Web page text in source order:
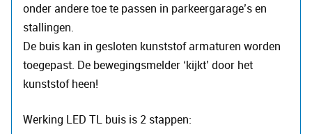
(0-
100)
aantal
onder andere toe te passen in parkeergarage’s en
stallingen.
De buis kan in gesloten kunststof armaturen worden
toegepast. De bewegingsmelder ‘kijkt’ door het
kunststof heen!
Werking LED TL buis is 2 stappen: